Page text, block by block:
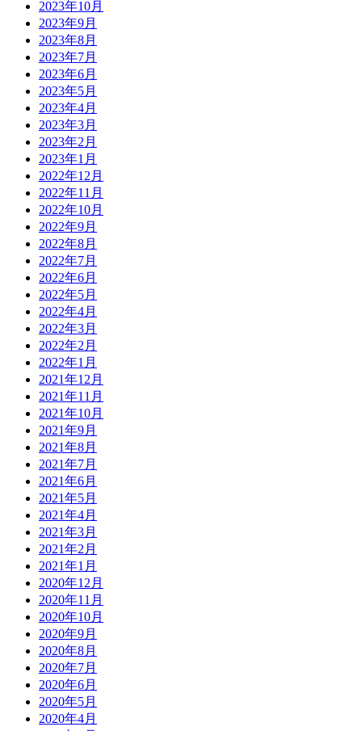
2023年10月
2023年9月
2023年8月
2023年7月
2023年6月
2023年5月
2023年4月
2023年3月
2023年2月
2023年1月
2022年12月
2022年11月
2022年10月
2022年9月
2022年8月
2022年7月
2022年6月
2022年5月
2022年4月
2022年3月
2022年2月
2022年1月
2021年12月
2021年11月
2021年10月
2021年9月
2021年8月
2021年7月
2021年6月
2021年5月
2021年4月
2021年3月
2021年2月
2021年1月
2020年12月
2020年11月
2020年10月
2020年9月
2020年8月
2020年7月
2020年6月
2020年5月
2020年4月